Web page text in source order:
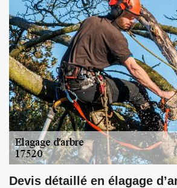
Devis détaillé en élagage